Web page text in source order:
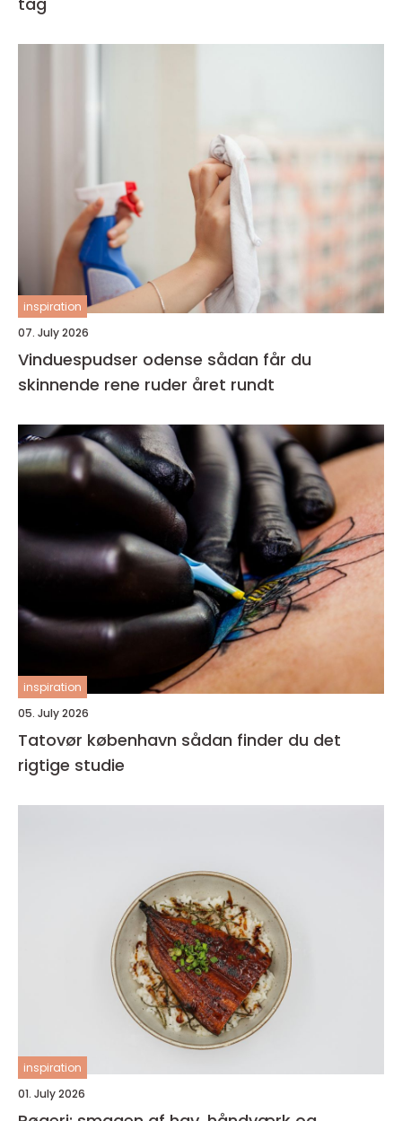
inspiration
07. July 2026
Vinduespudser odense sådan får du
skinnende rene ruder året rundt
inspiration
05. July 2026
Tatovør københavn sådan finder du det
rigtige studie
inspiration
01. July 2026